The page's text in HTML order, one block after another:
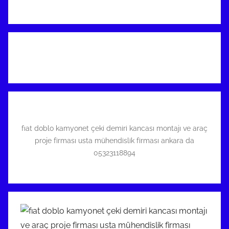
fıat doblo kamyonet çeki demiri kancası montajı ve araç
proje firması usta mühendislik firması ankara da
05323118894